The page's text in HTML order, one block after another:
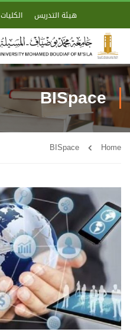
هيئة التدريس الكليات
BISpace
Home
BISpace